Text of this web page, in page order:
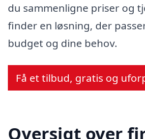
du sammenligne priser og
finder en løsning, der
budget og dine behov.
Få et tilbud, gratis og
Oversigt over